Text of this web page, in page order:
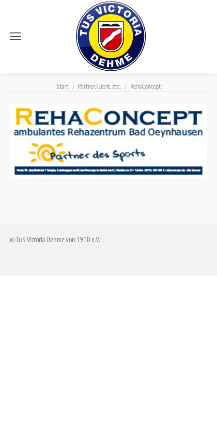
Sie befinden sich hier:
Start Partner,Client, etc. RehaConcept
© TuS Victoria Dehme von 1910 e.V.